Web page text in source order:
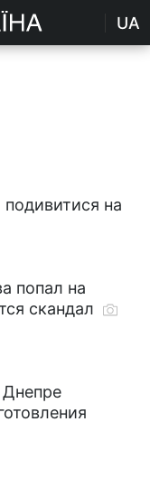
UA
подивитися на
попал на
скандал